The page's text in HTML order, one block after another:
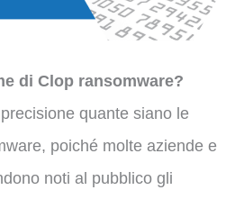
di Clop ransomware?
quante siano le
poiché molte aziende e
noti al pubblico gli